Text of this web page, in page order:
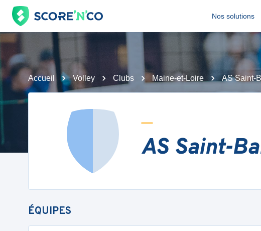
Nos solutions
Accueil Volley Clubs Maine-et-Loire AS Saint-
AS Saint-
ÉQUIPES